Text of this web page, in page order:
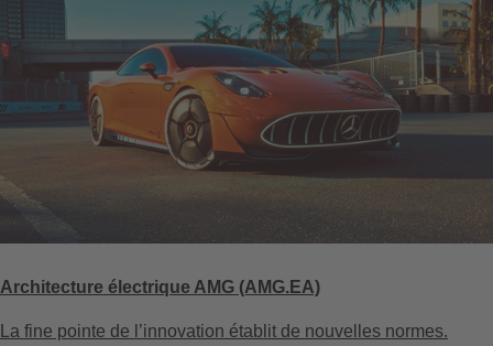
Architecture électrique AMG (AMG.EA)
La fine pointe de l’innovation établit de nouvelles normes.